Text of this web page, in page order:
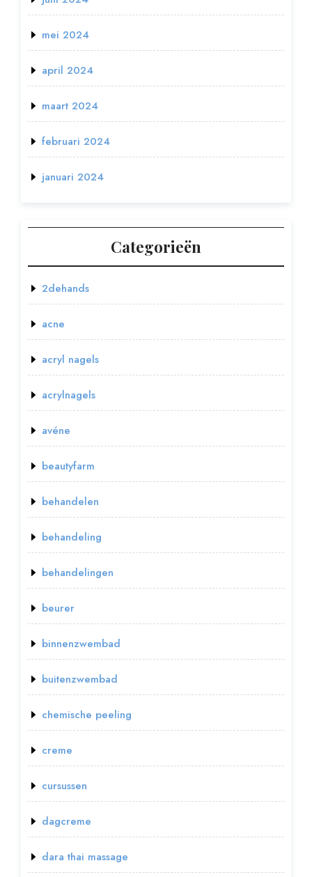
mei 2024
april 2024
maart 2024
februari 2024
januari 2024
Categorieën
2dehands
acne
acryl nagels
acrylnagels
avéne
beautyfarm
behandelen
behandeling
behandelingen
beurer
binnenzwembad
buitenzwembad
chemische peeling
creme
cursussen
dagcreme
dara thai massage